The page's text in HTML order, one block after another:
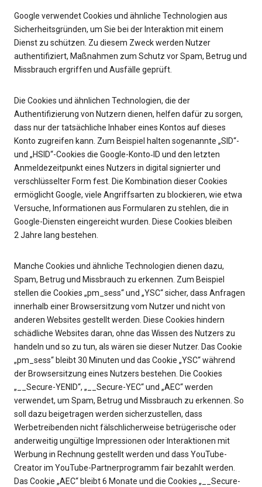
Google verwendet Cookies und ähnliche Technologien aus
Sicherheitsgründen, um Sie bei der Interaktion mit einem
Dienst zu schützen. Zu diesem Zweck werden Nutzer
authentifiziert, Maßnahmen zum Schutz vor Spam, Betrug und
Missbrauch ergriffen und Ausfälle geprüft.
Die Cookies und ähnlichen Technologien, die der
Authentifizierung von Nutzern dienen, helfen dafür zu sorgen,
dass nur der tatsächliche Inhaber eines Kontos auf dieses
Konto zugreifen kann. Zum Beispiel halten sogenannte „SID“-
und „HSID“-Cookies die Google-Konto‑ID und den letzten
Anmeldezeitpunkt eines Nutzers in digital signierter und
verschlüsselter Form fest. Die Kombination dieser Cookies
ermöglicht Google, viele Angriffsarten zu blockieren, wie etwa
Versuche, Informationen aus Formularen zu stehlen, die in
Google-Diensten eingereicht wurden. Diese Cookies bleiben
2 Jahre lang bestehen.
Manche Cookies und ähnliche Technologien dienen dazu,
Spam, Betrug und Missbrauch zu erkennen. Zum Beispiel
stellen die Cookies „pm_sess“ und „YSC“ sicher, dass Anfragen
innerhalb einer Browsersitzung vom Nutzer und nicht von
anderen Websites gestellt werden. Diese Cookies hindern
schädliche Websites daran, ohne das Wissen des Nutzers zu
handeln und so zu tun, als wären sie dieser Nutzer. Das Cookie
„pm_sess“ bleibt 30 Minuten und das Cookie „YSC“ während
der Browsersitzung eines Nutzers bestehen. Die Cookies
„__Secure-YENID“, „__Secure-YEC“ und „AEC“ werden
verwendet, um Spam, Betrug und Missbrauch zu erkennen. So
soll dazu beigetragen werden sicherzustellen, dass
Werbetreibenden nicht fälschlicherweise betrügerische oder
anderweitig ungültige Impressionen oder Interaktionen mit
Werbung in Rechnung gestellt werden und dass YouTube-
Creator im YouTube-Partnerprogramm fair bezahlt werden.
Das Cookie „AEC“ bleibt 6 Monate und die Cookies „__Secure-